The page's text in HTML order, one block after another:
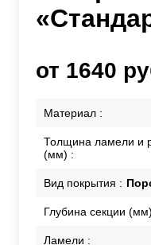
от 1640
Материал :
Толщина ламели и
(мм) :
Вид покрытия :
Глубина секции
Ламели :